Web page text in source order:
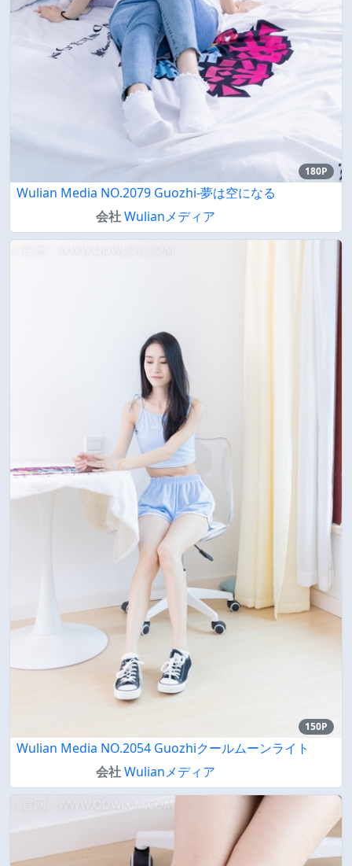
180P
Wulian Media NO.2079 Guozhi-夢は空になる
会社Wulianメディア
150P
Wulian Media NO.2054 Guozhiクールムーンライト
会社Wulianメディア